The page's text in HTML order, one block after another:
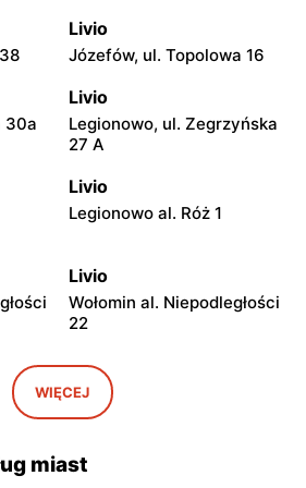
Livio
Józefów, ul. Topolowa 16
30a
Livio
Legionowo, ul. Zegrzyńska
27 A
Livio
Legionowo al. Róż 1
Livio
Wołomin al. Niepodległości
22
Livio
Otwock, ul. Wawerska 10
Livio
WIĘCEJ
miast